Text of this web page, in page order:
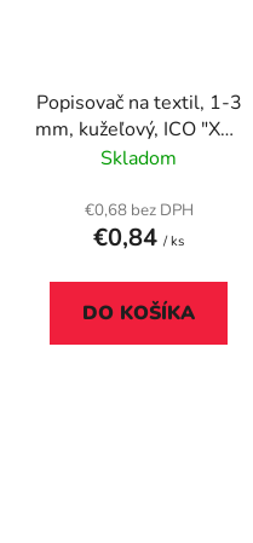
Popisovač na textil, 1-3
mm, kužeľový, ICO "XXL
T-Shirt", čierny
Skladom
€0,68 bez DPH
€0,84 / ks
DO KOŠÍKA